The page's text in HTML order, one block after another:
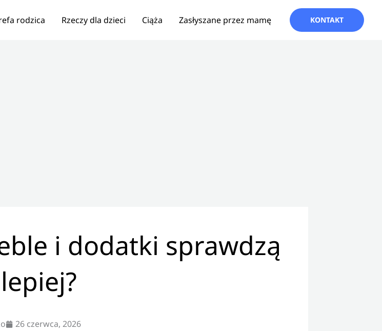
rodzica Rzeczy dla dzieci Ciąża Zasłyszane przez mamę KONTAKT
i dodatki sprawdzą
26 czerwca, 2026